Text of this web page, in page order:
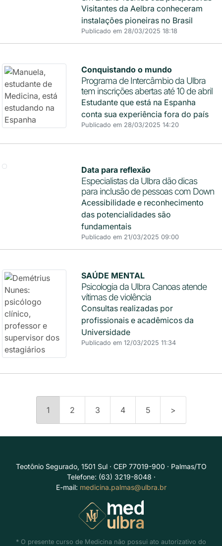
Visitantes da Aelbra conheceram
instalações pioneiras no Brasil
Publicado em 28/03/2025 18:18
Conquistando o mundo
Programa de Intercâmbio da Ulbra
tem inscrições abertas até 10 de abril
Estudante que está na Espanha
conta sua experiência fora do país
Publicado em 28/03/2025 14:20
Data para reflexão
Especialistas da Ulbra dão dicas
para inclusão de pessoas com Down
Acessibilidade e reconhecimento
das potencialidades são
fundamentais
Publicado em 21/03/2025 09:00
SAÚDE MENTAL
Psicologia da Ulbra Canoas atende
vítimas de violência
Consultas realizadas por
profissionais e acadêmicos da
Universidade
Publicado em 12/03/2025 11:34
1 2 3 4 5 >
Teotônio Segurado, 1501 Sul · CEP 77019-900 · Palmas/TO
Telefone: (63) 3219-8048 ·
E-mail: medicina.palmas@ulbra.br
* O presente curso de Medicina não possui ato autorizativo do